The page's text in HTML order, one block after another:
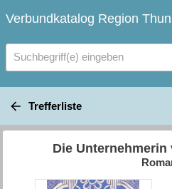
Verbundkatalog Region
Suchbegriff(e) eingeben
Trefferliste
Die Unternehmerin